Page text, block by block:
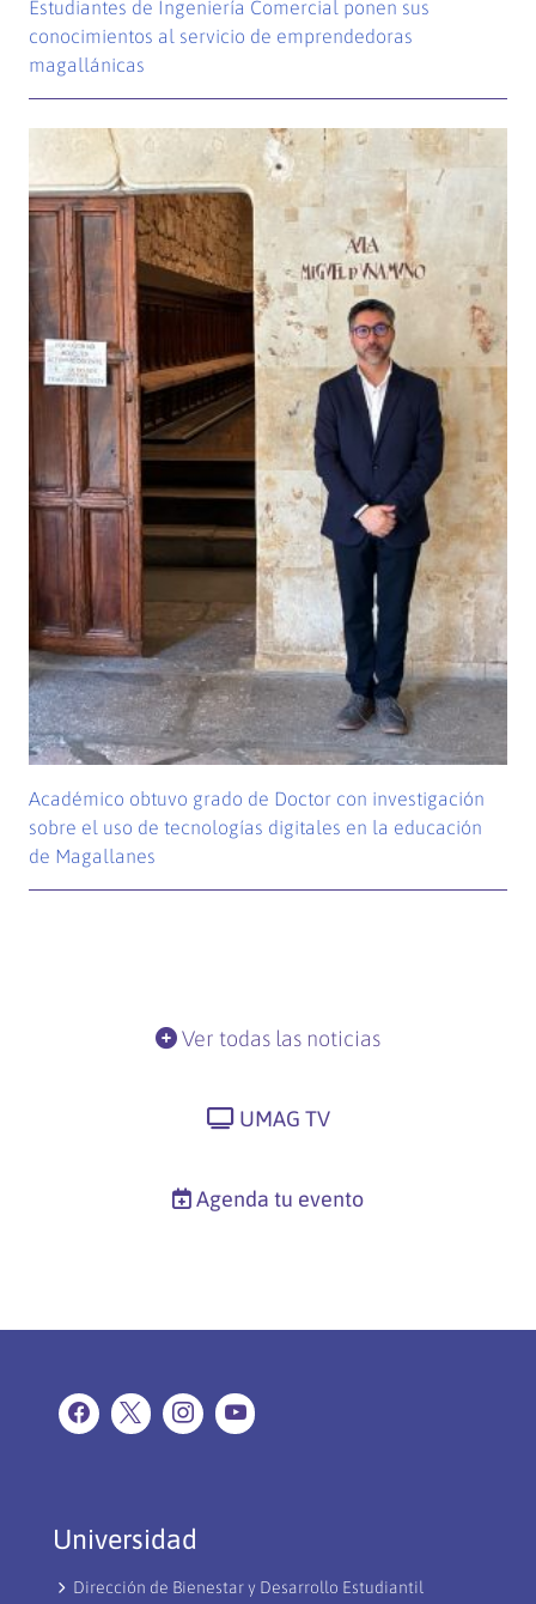
Estudiantes de Ingeniería Comercial ponen sus
conocimientos al servicio de emprendedoras
magallánicas
Académico obtuvo grado de Doctor con investigación
sobre el uso de tecnologías digitales en la educación
de Magallanes
Ver todas las noticias
UMAG TV
Agenda tu evento
Universidad
Dirección de Bienestar y Desarrollo Estudiantil